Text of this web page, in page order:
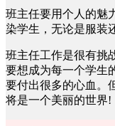
班主任要用个人的魅
染学生，无论是服装
班主任工作是很有挑
要想成为每一个学生
要付出很多的心血。
将是一个美丽的世界!